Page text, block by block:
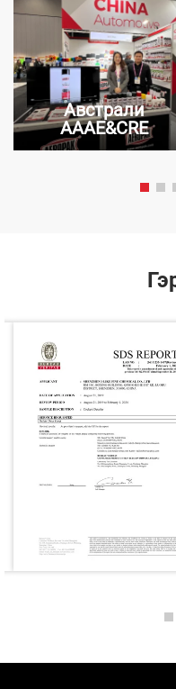
Австрали
AAAE&CRE